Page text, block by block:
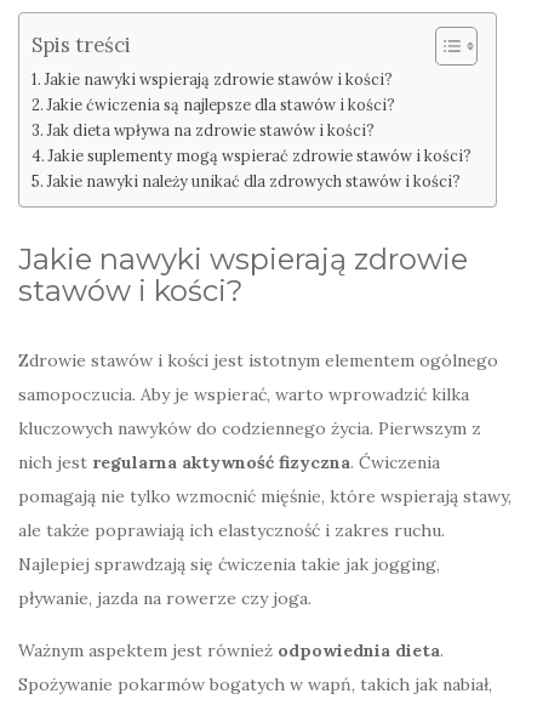
Spis treści
Jakie nawyki wspierają zdrowie stawów i kości?
Jakie ćwiczenia są najlepsze dla stawów i kości?
Jak dieta wpływa na zdrowie stawów i kości?
Jakie suplementy mogą wspierać zdrowie stawów i kości?
Jakie nawyki należy unikać dla zdrowych stawów i kości?
Jakie nawyki wspierają zdrowie
stawów i kości?
Zdrowie stawów i kości jest istotnym elementem ogólnego
samopoczucia. Aby je wspierać, warto wprowadzić kilka
kluczowych nawyków do codziennego życia. Pierwszym z
nich jest regularna aktywność fizyczna. Ćwiczenia
pomagają nie tylko wzmocnić mięśnie, które wspierają stawy,
ale także poprawiają ich elastyczność i zakres ruchu.
Najlepiej sprawdzają się ćwiczenia takie jak jogging,
pływanie, jazda na rowerze czy joga.
Ważnym aspektem jest również odpowiednia dieta.
Spożywanie pokarmów bogatych w wapń, takich jak nabiał,